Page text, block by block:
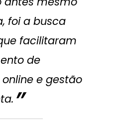
foi a busca
facilitaram
de
e gestão